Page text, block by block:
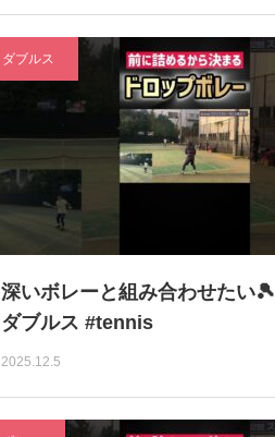
ダブルス
深いボレーと組み合わせたい
ダブルス #tennis
2025.12.5